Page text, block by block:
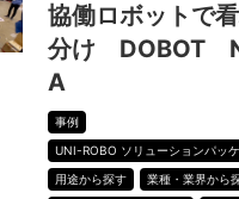
協働ロボットで
分け DOBOT
A
事例
UNI-ROBO ソリューションパッ
用途から探す
業種・業界から